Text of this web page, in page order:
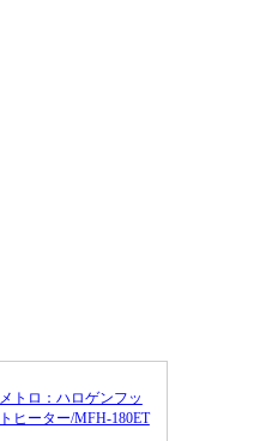
メトロ：ハロゲンフッ
トヒーター/MFH-180ET